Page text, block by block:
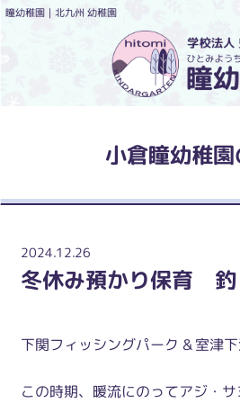
瞳幼稚園｜北九州 幼稚園
小倉瞳幼稚
2024.12.26
冬休み預かり保育 釣
下関フィッシングパーク & 室津
この時期、暖流にのってアジ・